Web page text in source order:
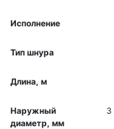
Исполнение
Тип шнура
Длина, м
Наружный
диаметр, мм
3